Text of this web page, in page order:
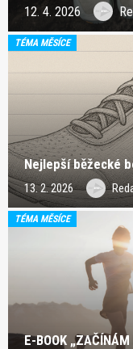
12. 4. 2026
TÉMA MĚSÍCE
Nejlepší běžecké
13. 2. 2026
TÉMA MĚSÍCE
E-BOOK